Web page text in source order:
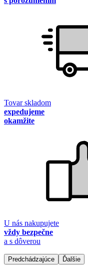
Tovar skladom
expedujeme
okamžite
U nás nakupujete
vždy bezpečne
a s dôverou
Predchádzajúce Ďalšie